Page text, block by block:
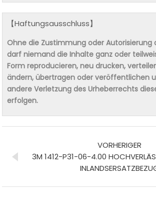
【Haftungsausschluss】
Ohne die Zustimmung oder Autorisierung
darf niemand die Inhalte ganz oder
Form reproducieren, neu drucken,
ändern, übertragen oder veröffentlichen
andere Verletzung des Urheberrechts
erfolgen.
VORHERIGER
3M 1412-P31-06-4.00